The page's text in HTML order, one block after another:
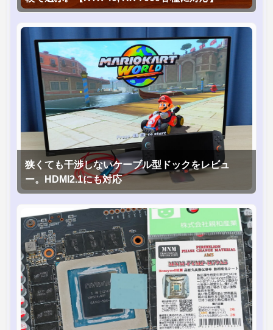
狭くても干渉しないケーブル型ドックをレビュ
ー。HDMI2.1にも対応